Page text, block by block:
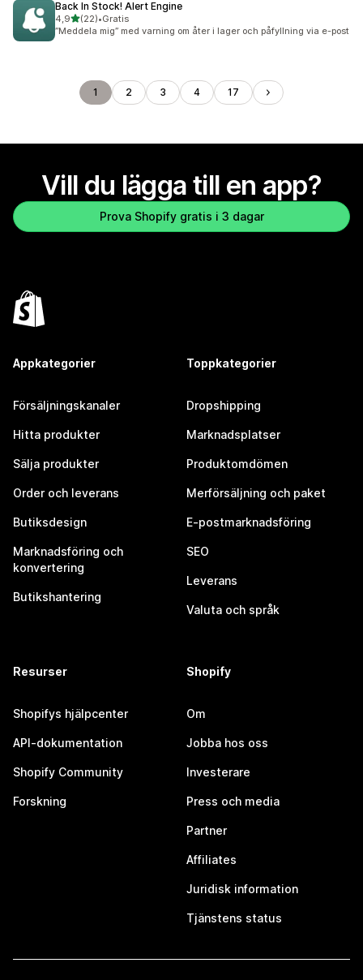
Back In Stock! Alert Engine
4,9av 5 stjärnor
(22)
22 recensioner totalt
•Gratis
”Meddela mig” med varning om åter i lager och påfyllning via e-post
1 2 3 4 17
Vill du lägga till en app?
Prova Shopify gratis i 3 dagar
Appkategorier
Försäljningskanaler
Hitta produkter
Sälja produkter
Order och leverans
Butiksdesign
Marknadsföring och
konvertering
Butikshantering
Toppkategorier
Dropshipping
Marknadsplatser
Produktomdömen
Merförsäljning och paket
E-postmarknadsföring
SEO
Leverans
Valuta och språk
Resurser
Shopifys hjälpcenter
API-dokumentation
Shopify Community
Forskning
Shopify
Om
Jobba hos oss
Investerare
Press och media
Partner
Affiliates
Juridisk information
Tjänstens status